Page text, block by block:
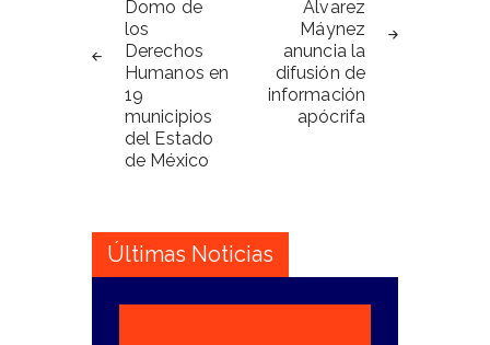
entradas
Domo de
los
Derechos
Humanos en
19
municipios
del Estado
de México
Álvarez
Máynez
anuncia la
difusión de
información
apócrifa
Últimas Noticias